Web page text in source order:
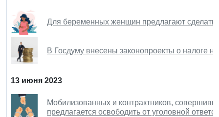
Для беременных женщин предлагают сделать
В Госдуму внесены законопроекты о налоге
13 июня 2023
Мобилизованных и контрактников,
предлагается освободить от уголовной